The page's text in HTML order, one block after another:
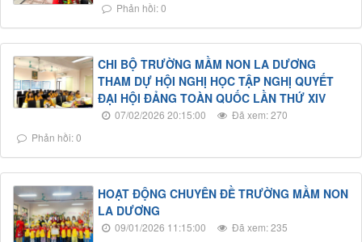
Phản hồi: 0
CHI BỘ TRƯỜNG MẦM NON LA DƯƠNG
THAM DỰ HỘI NGHỊ HỌC TẬP NGHỊ QUYẾT
ĐẠI HỘI ĐẢNG TOÀN QUỐC LẦN THỨ XIV
07/02/2026 20:15:00
Đã xem: 270
Phản hồi: 0
HOẠT ĐỘNG CHUYÊN ĐỀ TRƯỜNG MẦM NON
LA DƯƠNG
09/01/2026 11:15:00
Đã xem: 235